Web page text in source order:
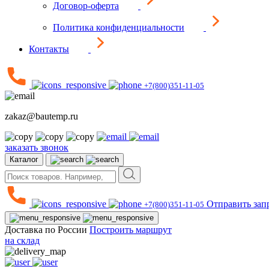
Договор-оферта
Политика конфиденциальности
Контакты
+7(800)351-11-05
zakaz@bautemp.ru
заказать звонок
Каталог
+7(800)351-11-05 Отправить
Доставка по России Построить маршрут
на склад